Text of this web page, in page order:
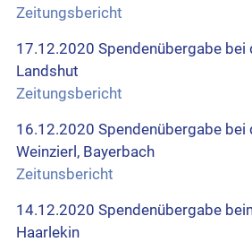
Zeitungsbericht
17.12.2020 Spendenübergabe bei
Landshut
Zeitungsbericht
16.12.2020 Spendenübergabe bei
Weinzierl, Bayerbach
Zeitunsbericht
14.12.2020 Spendenübergabe
Haarlekin